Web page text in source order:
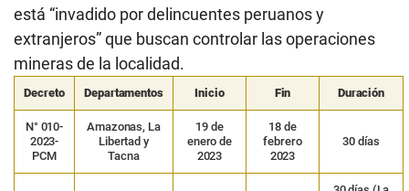
está “invadido por delincuentes peruanos y
extranjeros” que buscan controlar las operaciones
mineras de la localidad.
Decreto Departamentos Inicio Fin Duración
N° 010-
2023-
PCM
Amazonas, La
Libertad y
Tacna
19 de
enero de
2023
18 de
febrero
2023
30 días